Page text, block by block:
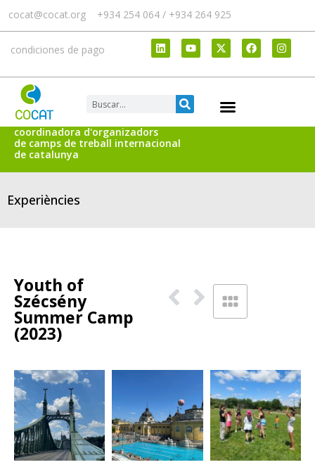
cocat@cocat.org +934 254 064 / +934 264 925
condiciones de pago
coordinadora d'organizadors
de camps de treball internacional
de catalunya
Experiències
Youth of
Szécsény
Summer Camp
(2023)